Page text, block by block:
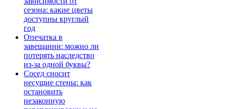
сезона: какие цветы
доступны круглый
год
Опечатка в
завещании: можно ли
потерять наследство
из-за одной буквы?
Сосед сносит
несущие стены: как
остановить
незаконную